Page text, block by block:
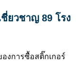
ชี่ยวชาญ 89 โรง
องการซื้อสติ๊กเกอร์